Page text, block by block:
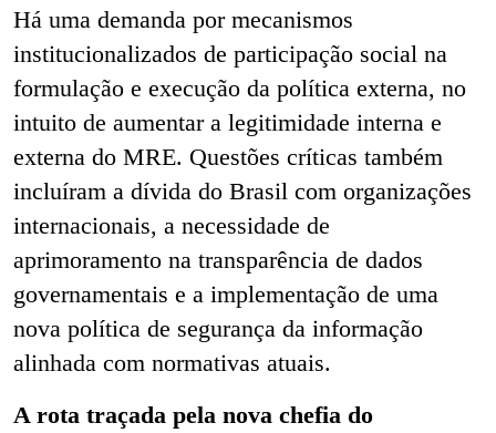
Há uma demanda por mecanismos
institucionalizados de participação social na
formulação e execução da política externa, no
intuito de aumentar a legitimidade interna e
externa do MRE. Questões críticas também
incluíram a dívida do Brasil com organizações
internacionais, a necessidade de
aprimoramento na transparência de dados
governamentais e a implementação de uma
nova política de segurança da informação
alinhada com normativas atuais.
A rota traçada pela nova chefia do